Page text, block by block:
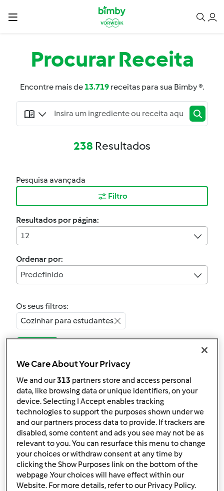
ProcurarReceita
Encontre mais de13.719 receitas para sua Bimby ®.
238 Resultados
Pesquisa avançada
Filtro
Resultados por página:
12
Ordenar por:
Predefinido
Os seus filtros:
Cozinhar para estudantes
(1)
Morangão
porGast
5 3 Fácil 5 1min
5.0(1)
Biscoitos de Trigo
We Care About Your Privacy
We and our313 partners store and access personal
data, like browsing data or unique identifiers, on your
device. Selecting I Accept enables tracking
technologies to support the purposes shown under we
and our partners process data to provide. If trackers are
disabled, some content and ads you see may not be as
relevant to you. You can resurface this menu to change
your choices or withdraw consent at any time by
clicking the Show Purposes link on the bottom of the
webpage .Your choices will have effect within our
Website. For more details, refer to our Privacy Policy.